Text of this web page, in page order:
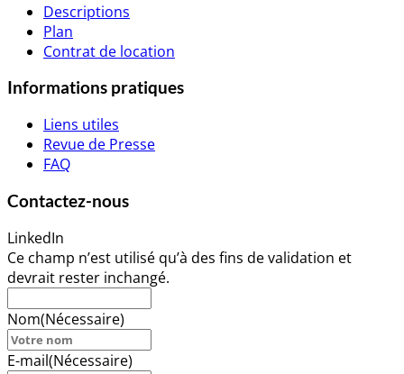
Descriptions
Plan
Contrat de location
Informations pratiques
Liens utiles
Revue de Presse
FAQ
Contactez-nous
LinkedIn
Ce champ n’est utilisé qu’à des fins de validation et
devrait rester inchangé.
Nom(Nécessaire)
E-mail(Nécessaire)